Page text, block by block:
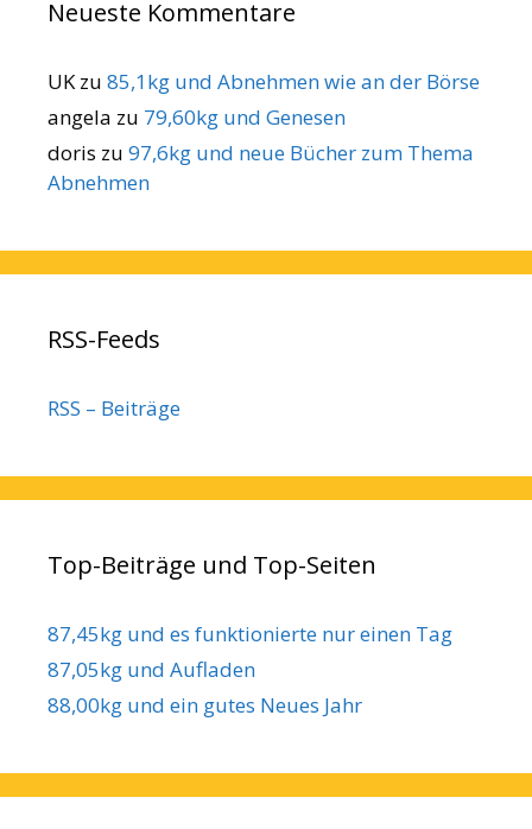
Neueste Kommentare
UKzu 85,1kg und Abnehmen wie an der Börse
angela zu 79,60kg und Genesen
doris zu 97,6kg und neue Bücher zum Thema
Abnehmen
RSS-Feeds
RSS – Beiträge
Top-Beiträge und Top-Seiten
87,45kg und es funktionierte nur einen Tag
87,05kg und Aufladen
88,00kg und ein gutes Neues Jahr